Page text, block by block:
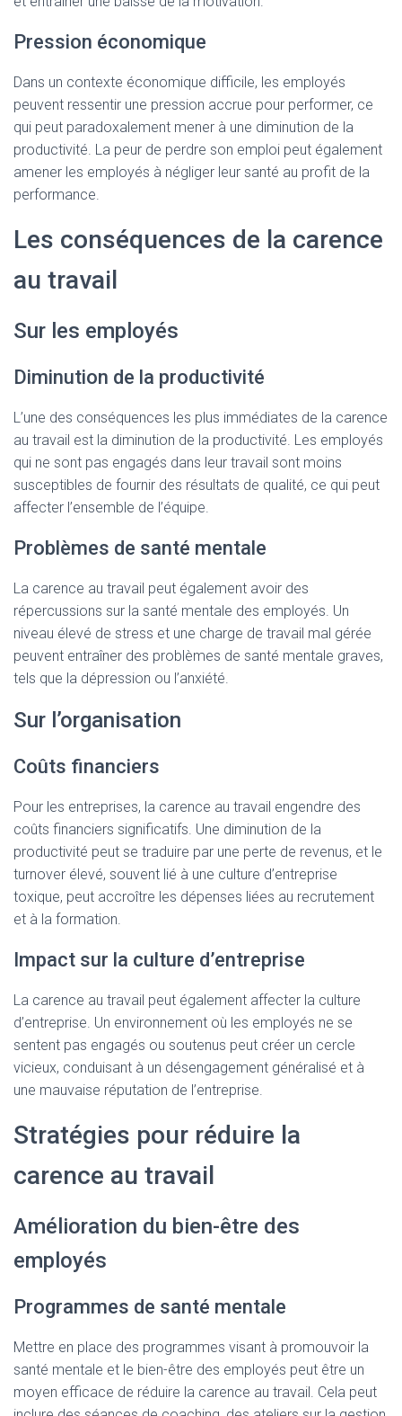
Pression économique
Dans un contexte économique difficile, les employés
peuvent ressentir une pression accrue pour performer, ce
qui peut paradoxalement mener à une diminution de la
productivité. La peur de perdre son emploi peut également
amener les employés à négliger leur santé au profit de la
performance.
Les conséquences de la carence
au travail
Sur les employés
Diminution de la productivité
L’une des conséquences les plus immédiates de la carence
au travail est la diminution de la productivité. Les employés
qui ne sont pas engagés dans leur travail sont moins
susceptibles de fournir des résultats de qualité, ce qui peut
affecter l’ensemble de l’équipe.
Problèmes de santé mentale
La carence au travail peut également avoir des
répercussions sur la santé mentale des employés. Un
niveau élevé de stress et une charge de travail mal gérée
peuvent entraîner des problèmes de santé mentale graves,
tels que la dépression ou l’anxiété.
Sur l’organisation
Coûts financiers
Pour les entreprises, la carence au travail engendre des
coûts financiers significatifs. Une diminution de la
productivité peut se traduire par une perte de revenus, et le
turnover élevé, souvent lié à une culture d’entreprise
toxique, peut accroître les dépenses liées au recrutement
et à la formation.
Impact sur la culture d’entreprise
La carence au travail peut également affecter la culture
d’entreprise. Un environnement où les employés ne se
sentent pas engagés ou soutenus peut créer un cercle
vicieux, conduisant à un désengagement généralisé et à
une mauvaise réputation de l’entreprise.
Stratégies pour réduire la
carence au travail
Amélioration du bien-être des
employés
Programmes de santé mentale
Mettre en place des programmes visant à promouvoir la
santé mentale et le bien-être des employés peut être un
moyen efficace de réduire la carence au travail. Cela peut